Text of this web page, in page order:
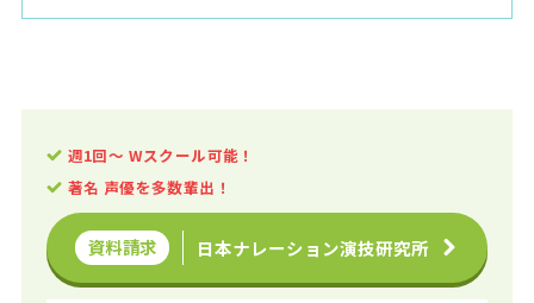
週1回〜 Wスクール可能！
著名 声優を多数輩出！
資料請求 日本ナレーション演技研究所